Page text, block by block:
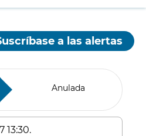
a las alertas
Anulada
13:30.